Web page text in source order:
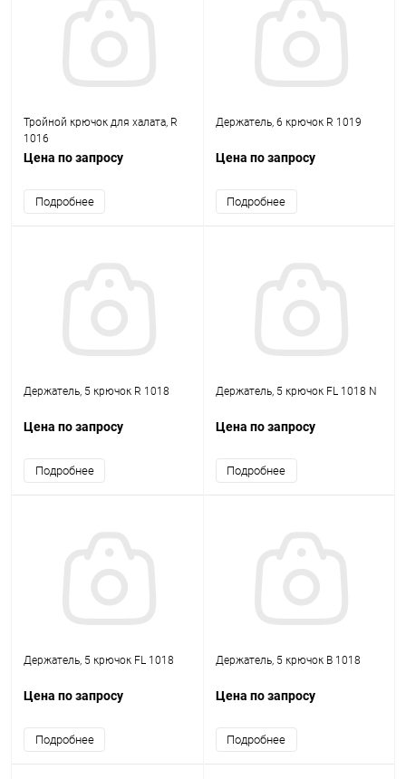
Тройной крючок для халата, R
1016
Цена по запросу
Подробнее
Держатель, 6 крючок R 1019
Цена по запросу
Подробнее
Держатель, 5 крючок R 1018
Цена по запросу
Подробнее
Держатель, 5 крючок FL 1018 N
Цена по запросу
Подробнее
Держатель, 5 крючок FL 1018
Цена по запросу
Подробнее
Держатель, 5 крючок B 1018
Цена по запросу
Подробнее